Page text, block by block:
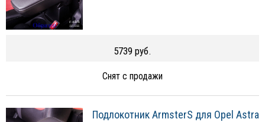
5739 руб.
Снят с продажи
Подлокотник ArmsterS для Opel Astra